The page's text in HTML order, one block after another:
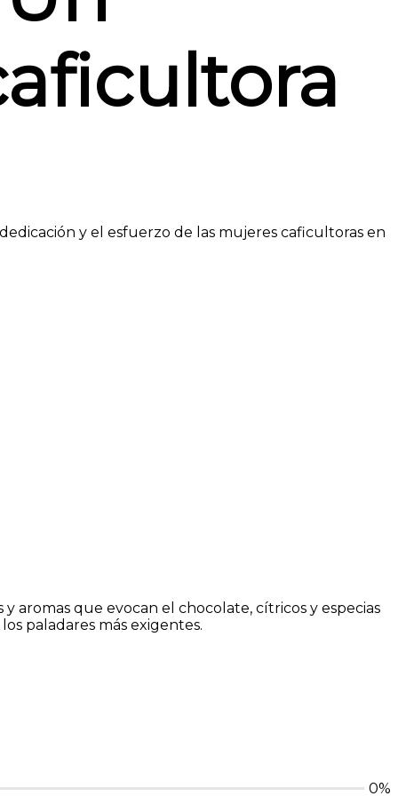
y el esfuerzo de las mujeres caficultoras en
aromas que evocan el chocolate, cítricos y especias
paladares más exigentes.
0%